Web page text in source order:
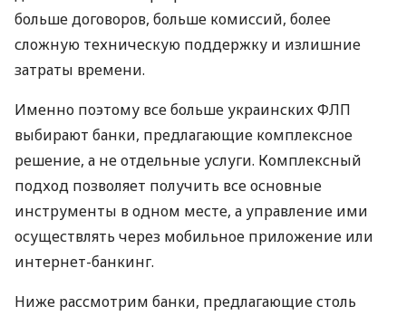
больше договоров, больше комиссий, более
сложную техническую поддержку и излишние
затраты времени.
Именно поэтому все больше украинских ФЛП
выбирают банки, предлагающие комплексное
решение, а не отдельные услуги. Комплексный
подход позволяет получить все основные
инструменты в одном месте, а управление ими
осуществлять через мобильное приложение или
интернет-банкинг.
Ниже рассмотрим банки, предлагающие столь